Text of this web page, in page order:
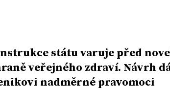
státu varuje před
veřejného zdraví. Návrh
nadměrné pravomoci